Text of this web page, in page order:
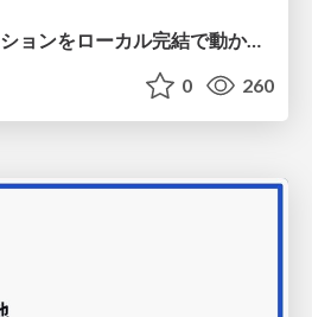
S3 を使うアプリケーションをローカル完結で動かすことに全力を注いでみた / Running S3 Apps Offline
0 260